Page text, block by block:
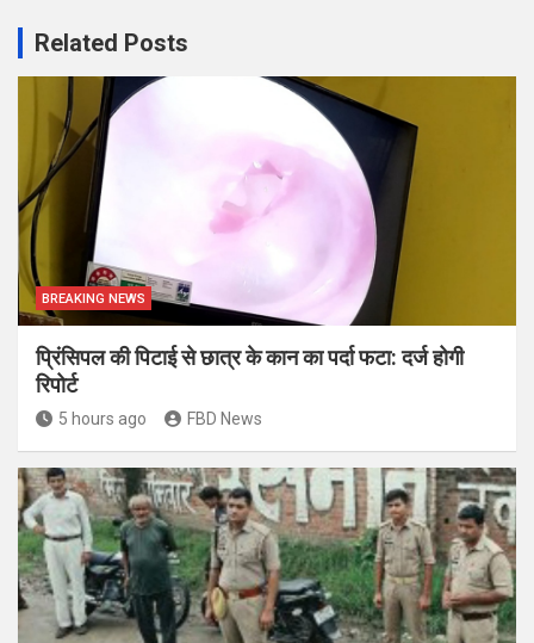
Related Posts
BREAKING NEWS
प्रिंसिपल की पिटाई से छात्र के कान का पर्दा फटा: दर्ज होगी
रिपोर्ट
5 hours ago FBD News